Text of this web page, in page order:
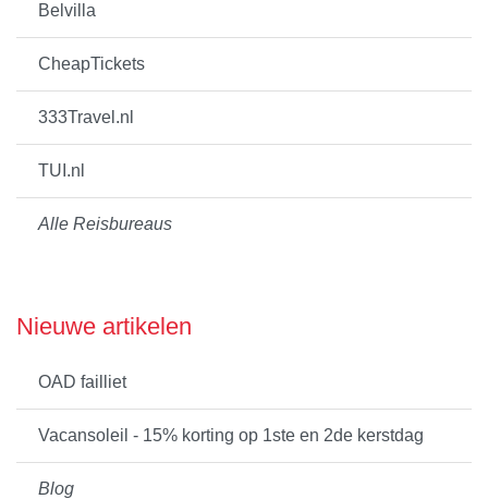
Belvilla
CheapTickets
333Travel.nl
TUI.nl
Alle Reisbureaus
Nieuwe artikelen
OAD failliet
Vacansoleil - 15% korting op 1ste en 2de kerstdag
Blog